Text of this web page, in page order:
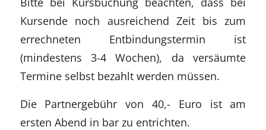
Kursende noch ausreichend Zeit bis zum
errechneten Entbindungstermin ist
(mindestens 3-4 Wochen), da versäumte
Termine selbst bezahlt werden müssen.
Die Partnergebühr von 40,- Euro ist am
ersten Abend in bar zu entrichten.